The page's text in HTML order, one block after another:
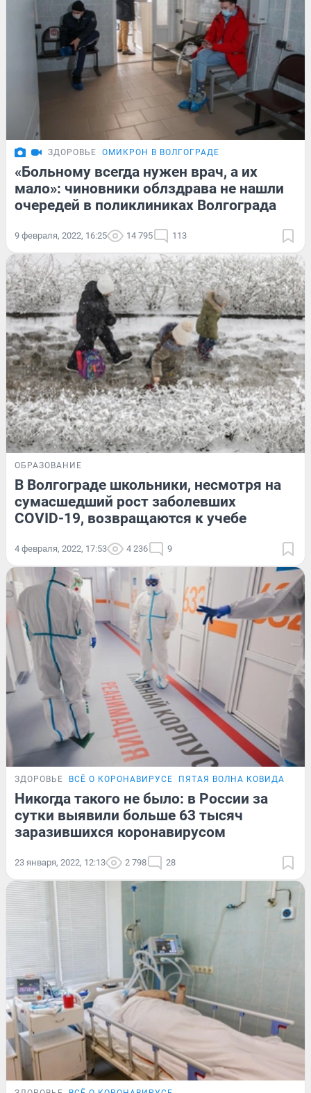
ЗДОРОВЬЕ ОМИКРОН В ВОЛГОГРАДЕ
«Больному всегда нужен врач, а их
мало»: чиновники облздрава не нашли
очередей в поликлиниках Волгограда
9 февраля, 2022, 16:25 14 795 113
ОБРАЗОВАНИЕ
В Волгограде школьники, несмотря на
сумасшедший рост заболевших
COVID-19, возвращаются к учебе
4 февраля, 2022, 17:53 4 236 9
ЗДОРОВЬЕ ВСЁ О КОРОНАВИРУСЕ ПЯТАЯ ВОЛНА КОВИДА
Никогда такого не было: в России за
сутки выявили больше 63 тысяч
заразившихся коронавирусом
23 января, 2022, 12:13 2 798 28